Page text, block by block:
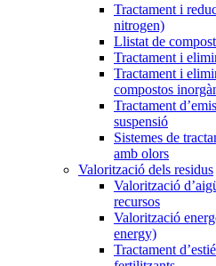
Tractament i
nitrogen)
Llistat de
Tractament i
Tractament i
compostos
Tractament
suspensió
Sistemes de
amb olors
Valorització dels residus
Valorització
recursos
Valorització
energy)
Tractament